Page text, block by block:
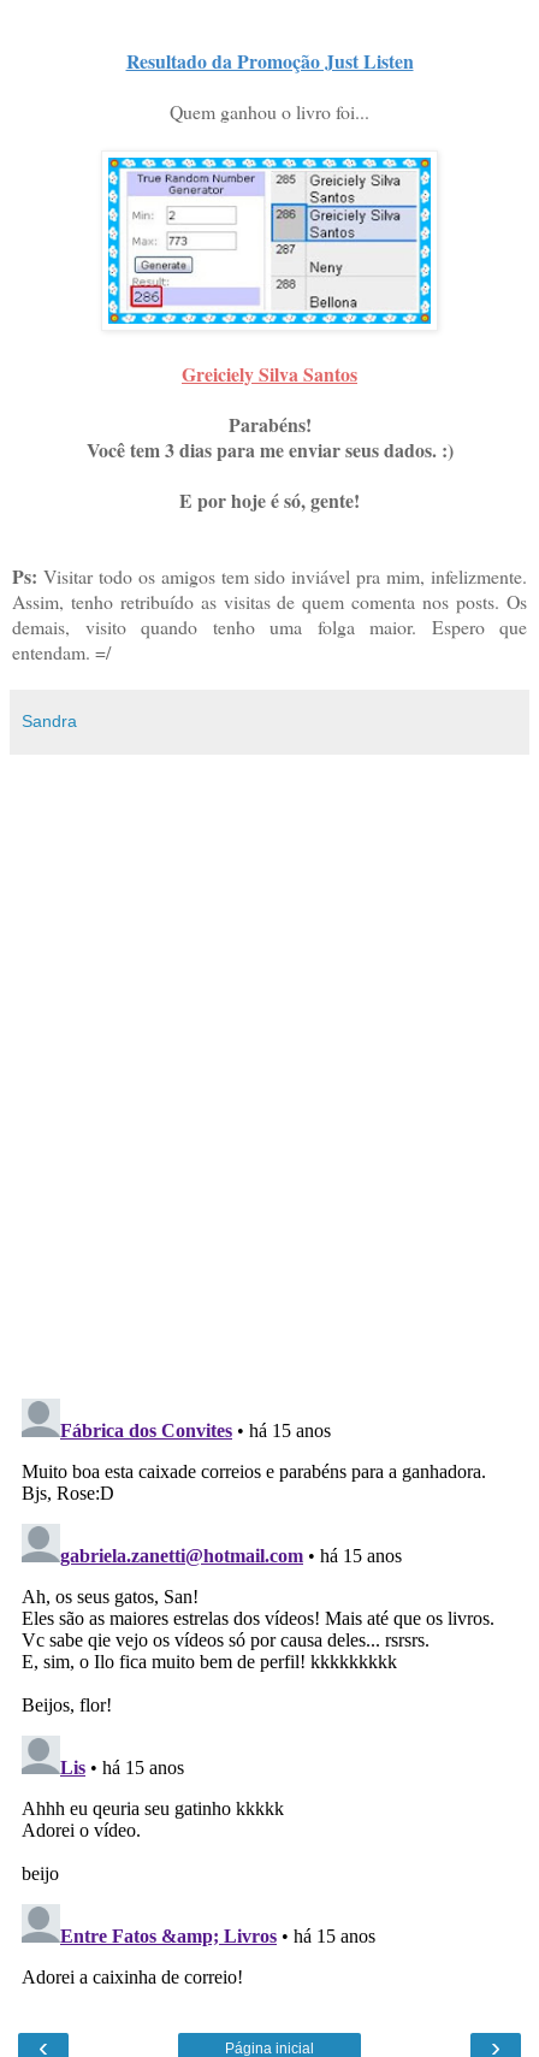
Resultado da Promoção Just Listen
Quem ganhou o livro foi...
Greiciely Silva Santos
Parabéns!
Você tem 3 dias para me enviar seus dados. :)
E por hoje é só, gente!
Ps: Visitar todo os amigos tem sido inviável pra mim, infelizmente.
Assim, tenho retribuído as visitas de quem comenta nos posts. Os
demais, visito quando tenho uma folga maior. Espero que
entendam. =/
Sandra
‹ ›
Página inicial